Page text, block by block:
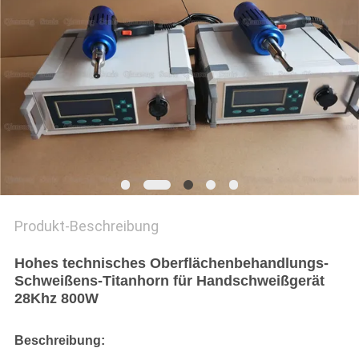
Produkt-Beschreibung
Hohes technisches Oberflächenbehandlungs-
Schweißens-Titanhorn für Handschweißgerät
28Khz 800W
Beschreibung: